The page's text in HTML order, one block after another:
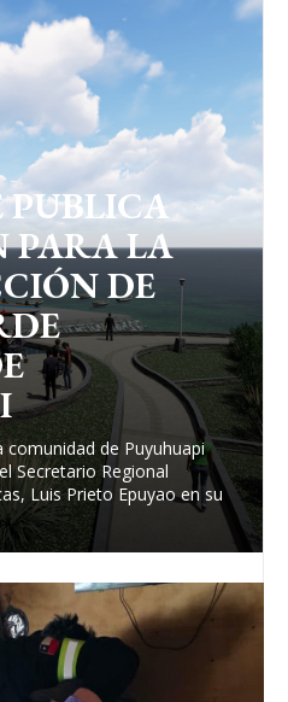
PUBLICA
PARA LA
DE
comunidad de Puyuhuapi
Secretario Regional
Luis Prieto Epuyao en su